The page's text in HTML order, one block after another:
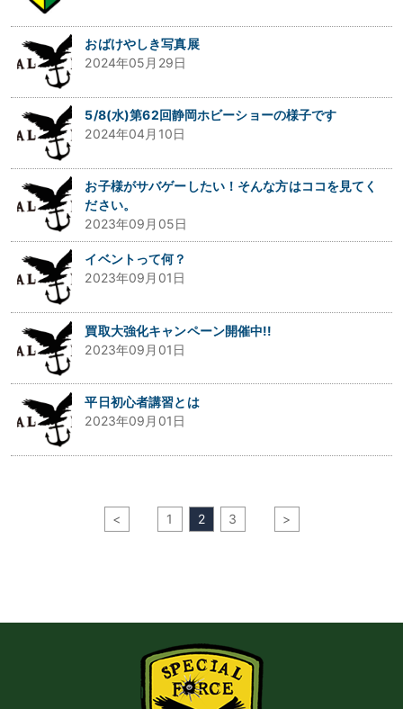
おばけやしき写真展
2024年05月29日
5/8(水)第62回静岡ホビーショーの様子です
2024年04月10日
お子様がサバゲーしたい！そんな方はココを見てく
ださい。
2023年09月05日
イベントって何？
2023年09月01日
買取大強化キャンペーン開催中!!
2023年09月01日
平日初心者講習とは
2023年09月01日
< 1 2 3 >